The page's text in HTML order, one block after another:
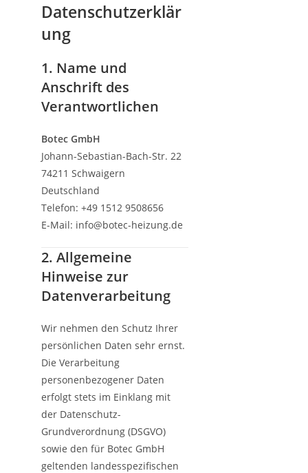
Datenschutzerklär
ung
1. Name und
Anschrift des
Verantwortlichen
Botec GmbH
Johann-Sebastian-Bach-Str. 22
74211 Schwaigern
Deutschland
Telefon: +49 1512 9508656
E-Mail: info@botec-heizung.de
2. Allgemeine
Hinweise zur
Datenverarbeitung
Wir nehmen den Schutz Ihrer
persönlichen Daten sehr ernst.
Die Verarbeitung
personenbezogener Daten
erfolgt stets im Einklang mit
der Datenschutz-
Grundverordnung (DSGVO)
sowie den für Botec GmbH
geltenden landesspezifischen